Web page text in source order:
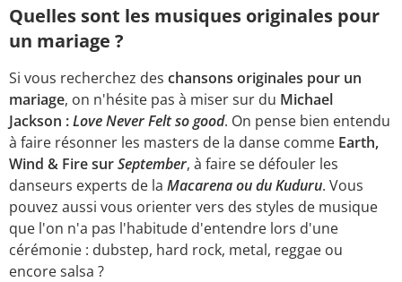
Quelles sont les musiques originales pour
un mariage ?
Si vous recherchez des chansons originales pour un
mariage, on n'hésite pas à miser sur du Michael
Jackson :Love Never Felt so good. On pense bien entendu
à faire résonner les masters de la danse comme Earth,
Wind & Fire surSeptember, à faire se défouler les
danseurs experts de la Macarena ou du Kuduru. Vous
pouvez aussi vous orienter vers des styles de musique
que l'on n'a pas l'habitude d'entendre lors d'une
cérémonie : dubstep, hard rock, metal, reggae ou
encore salsa ?